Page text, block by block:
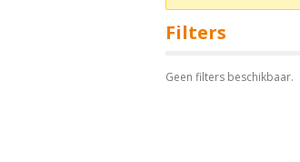
Filters
Geen filters beschikbaar.